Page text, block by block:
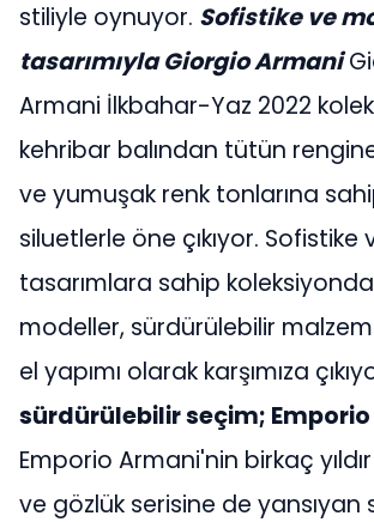
stiliyle oynuyor. Sofistike ve
tasarımıyla Giorgio Armani
Armani İlkbahar-Yaz 2022
kehribar balından tütün
ve yumuşak renk tonlarına
siluetlerle öne çıkıyor.
tasarımlara sahip
modeller, sürdürülebilir
el yapımı olarak karşımıza
sürdürülebilir seçim;
Emporio Armani'nin birkaç
ve gözlük serisine de yansıyan